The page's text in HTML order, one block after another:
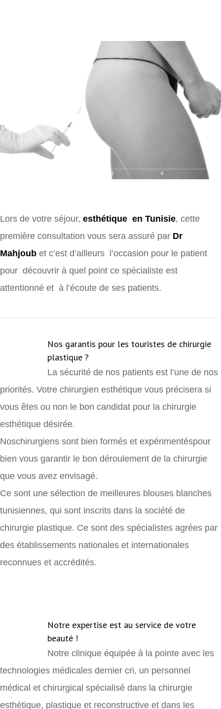
3 4
Lors de votre séjour, esthétique en Tunisie, cette
première consultation vous sera assuré par Dr
Mahjoub et c’est d’ailleurs l’occasion pour le patient
pour découvrir à quel point ce spécialiste est
attentionné et à l’écoute de ses patients.
Nos garantis pour les touristes de chirurgie
plastique ?
La sécurité de nos patients est l’une de nos
priorités. Votre chirurgien esthétique vous précisera si
vous êtes ou non le bon candidat pour la chirurgie
esthétique désirée.
Noschirurgiens sont bien formés et expérimentéspour
bien vous garantir le bon déroulement de la chirurgie
que vous avez envisagé.
Ce sont une sélection de meilleures blouses blanches
tunisiennes, qui sont inscrits dans la société de
chirurgie plastique. Ce sont des spécialistes agrées par
des établissements nationales et internationales
reconnues et accrédités.
Notre expertise est au service de votre
beauté !
Notre clinique équipée à la pointe avec les
technologies médicales dernier cri, un personnel
médical et chirurgical spécialisé dans la chirurgie
esthétique, plastique et reconstructive et dans les